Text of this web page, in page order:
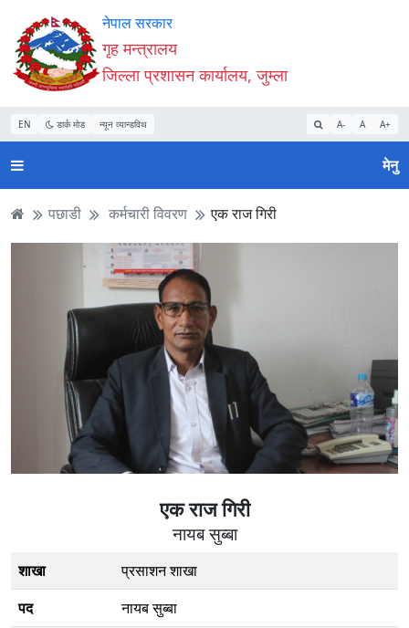
Accessibility
Mode
सुरु
गर्नुहोस्
सामाग्री
पढ्नुहाेस्
नेभिगेसन
पढ्नुहाेस्
वेबसाइट
खोजमा
जानुहोस्
नेपाल सरकार
गृह मन्त्रालय
जिल्ला प्रशासन कार्यालय, जुम्ला
EN डार्क मोड न्यून व्यान्डविथ A- A A+
मेनु
पछाडी कर्मचारी विवरण एक राज गिरी
एक राज गिरी
नायब सुब्बा
शाखा
प्रसाशन शाखा
पद
नायब सुब्बा